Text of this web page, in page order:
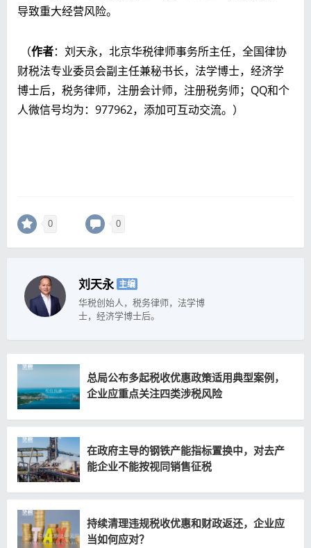
导致重大经营风险。
（作者：刘天永，北京华税律师事务所主任，全国律协
财税法专业委员会副主任兼秘书长，法学博士，经济学
博士后，税务律师，注册会计师，注册税务师；QQ和个
人微信号均为：977962，添加可互动交流。）
0 0
刘天永 主编
华税创始人，税务律师，法学博
士，经济学博士后。
总局公布多起税收优惠政策适用典型案例，
企业应重点关注四类涉税风险
在政府主导的钢铁产能指标置换中，对去产
能企业不能按视同销售征税
持续清理违规税收优惠和财政返还，企业应
当如何应对？